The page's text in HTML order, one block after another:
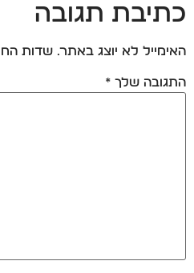
כתיבת תגובה
האימייל לא יוצג באתר. שדות
התגובה שלך *